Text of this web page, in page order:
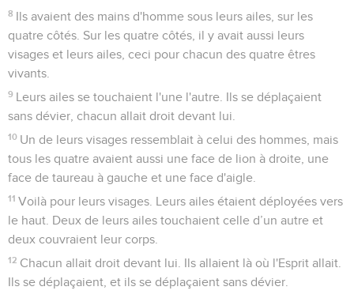
8 Ils avaient des mains d'homme sous leurs ailes, sur les
quatre côtés. Sur les quatre côtés, il y avait aussi leurs
visages et leurs ailes, ceci pour chacun des quatre êtres
vivants.
9 Leurs ailes se touchaient l'une l'autre. Ils se déplaçaient
sans dévier, chacun allait droit devant lui.
10 Un de leurs visages ressemblait à celui des hommes, mais
tous les quatre avaient aussi une face de lion à droite, une
face de taureau à gauche et une face d'aigle.
11 Voilà pour leurs visages. Leurs ailes étaient déployées vers
le haut. Deux de leurs ailes touchaient celle d’un autre et
deux couvraient leur corps.
12 Chacun allait droit devant lui. Ils allaient là où l'Esprit allait.
Ils se déplaçaient, et ils se déplaçaient sans dévier.